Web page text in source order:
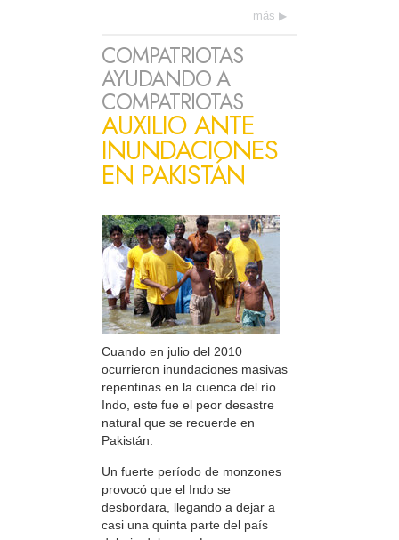
más
COMPATRIOTAS
AYUDANDO A
COMPATRIOTAS
AUXILIO ANTE
INUNDACIONES
EN PAKISTÁN
Cuando en julio del 2010
ocurrieron inundaciones masivas
repentinas en la cuenca del río
Indo, este fue el peor desastre
natural que se recuerde en
Pakistán.
Un fuerte período de monzones
provocó que el Indo se
desbordara, llegando a dejar a
casi una quinta parte del país